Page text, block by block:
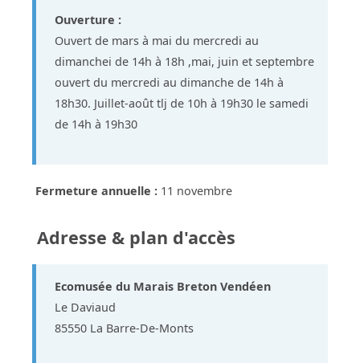
Ouverture :
Ouvert de mars à mai du mercredi au
dimanchei de 14h à 18h ,mai, juin et septembre
ouvert du mercredi au dimanche de 14h à
18h30. Juillet-août tlj de 10h à 19h30 le samedi
de 14h à 19h30
Fermeture annuelle : 11 novembre
Adresse & plan d'accès
Ecomusée du Marais Breton Vendéen
Le Daviaud
85550 La Barre-De-Monts